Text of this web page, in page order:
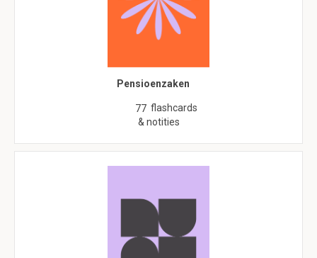
Pensioenzaken
77 flashcards
& notities